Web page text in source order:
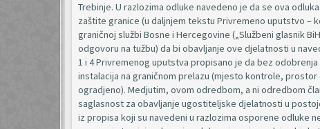
Trebinje. U razlozima odluke navedeno je da se ova
zaštite granice (u daljnjem tekstu Privremeno uputstvo –
graničnoj službi Bosne i Hercegovine („Službeni glasnik
odgovoru na tužbu) da bi obavljanje ove djelatnosti u
1 i 4 Privremenog uputstva propisano je da bez
instalacija na graničnom prelazu (mjesto kontrole,
ogradjeno). Medjutim, ovom odredbom, a ni odredbom
saglasnost za obavljanje ugostiteljske djelatnosti u
iz propisa koji su navedeni u razlozima osporene odluke